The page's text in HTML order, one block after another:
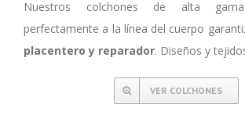
Nuestros colchones de alta
perfectamente a la línea del cuerpo
placentero y reparador. Diseños y
VER COLCHONES